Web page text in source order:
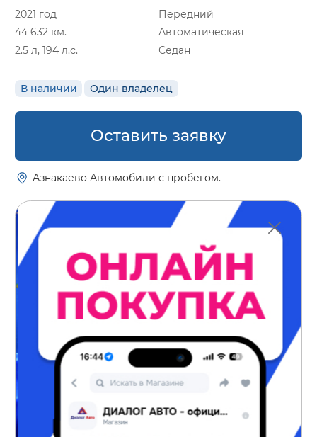
2021 год
Передний
44 632 км.
Автоматическая
2.5 л, 194 л.с.
Седан
В наличии Один владелец
Оставить заявку
Азнакаево Автомобили с пробегом.